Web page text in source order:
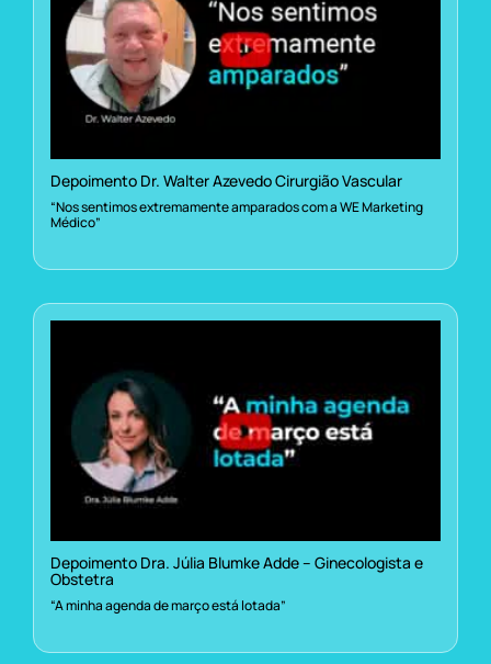
Depoimento Dr. Walter Azevedo Cirurgião Vascular
“Nos sentimos extremamente amparados com a WE Marketing
Médico”
Depoimento Dra. Júlia Blumke Adde – Ginecologista e
Obstetra
“A minha agenda de março está lotada”